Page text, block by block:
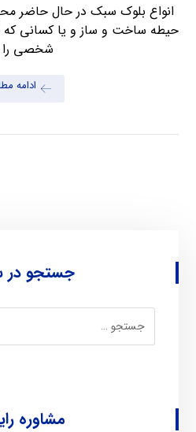
انواع بلوک سبک در حال حاضر
حیطه ساخت و ساز و یا کسانی
شخصی
ادامه
جستجو در
مشاوره